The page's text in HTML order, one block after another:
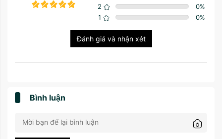
2
0%
1
0%
Đánh giá và nhận xét
Bình luận